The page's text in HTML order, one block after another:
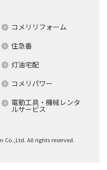
コメリリフォーム
住急番
灯油宅配
コメリパワー
電動工具・機械レンタ
ルサービス
All rights reserved.